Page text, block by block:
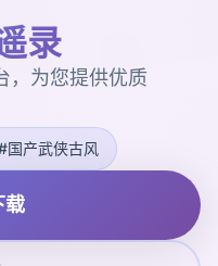
录
，为您提供优质
国产武侠古风
载